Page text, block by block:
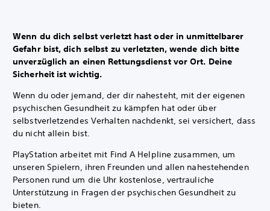
Wenn du dich selbst verletzt hast oder in unmittelbarer
Gefahr bist, dich selbst zu verletzten, wende dich bitte
unverzüglich an einen Rettungsdienst vor Ort. Deine
Sicherheit ist wichtig.
Wenn du oder jemand, der dir nahesteht, mit der eigenen
psychischen Gesundheit zu kämpfen hat oder über
selbstverletzendes Verhalten nachdenkt, sei versichert, dass
du nicht allein bist.
PlayStation arbeitet mit Find A Helpline zusammen, um
unseren Spielern, ihren Freunden und allen nahestehenden
Personen rund um die Uhr kostenlose, vertrauliche
Unterstützung in Fragen der psychischen Gesundheit zu
bieten.